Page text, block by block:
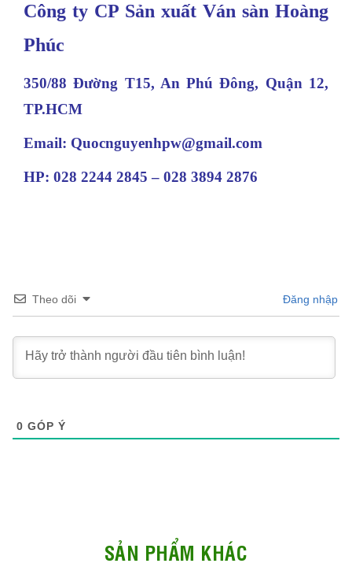
Công ty CP Sản xuất Ván sàn Hoàng
Phúc
350/88 Đường T15, An Phú Đông, Quận 12,
TP.HCM
Email: Quocnguyenhpw@gmail.com
HP: 028 2244 2845 – 028 3894 2876
Theo dõi Đăng nhập
0 GÓP Ý
SẢN PHẨM KHÁC